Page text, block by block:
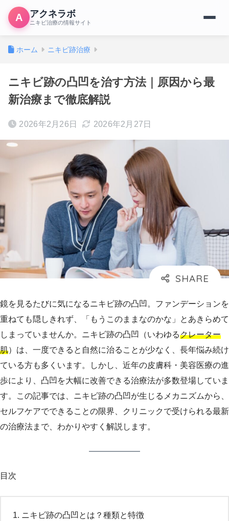
A アクネラボ
ニキビ治療の情報サイト
ホーム ニキビ跡治療
ニキビ跡の凸凹を治す方法｜原因から最
新治療まで徹底解説
2026年2月26日 2026年2月27日
鏡を見るたびに気になるニキビ跡の凸凹。ファンデーションを
重ねても隠しきれず、「もうこのままなのかな」とあきらめて
しまっていませんか。ニキビ跡の凸凹（いわゆるクレーター
肌）は、一度できると自然に治ることが少なく、長年悩み続け
ている方も多くいます。しかし、近年の皮膚科・美容医療の進
歩により、凸凹を大幅に改善できる治療法が多数登場していま
す。この記事では、ニキビ跡の凸凹が生じるメカニズムから、
セルフケアでできることの限界、クリニックで受けられる最新
の治療法まで、わかりやすく解説します。
目次
ニキビ跡の凸凹とは？種類と特徴